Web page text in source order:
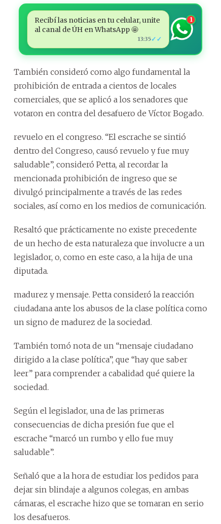
Recibí las noticias en tu celular, unite
al canal de ÚH en WhatsApp 🤩
13:35✓✓
1
También consideró como algo fundamental la
prohibición de entrada a cientos de locales
comerciales, que se aplicó a los senadores que
votaron en contra del desafuero de Víctor Bogado.
revuelo en el congreso. “El escrache se sintió
dentro del Congreso, causó revuelo y fue muy
saludable”, consideró Petta, al recordar la
mencionada prohibición de ingreso que se
divulgó principalmente a través de las redes
sociales, así como en los medios de comunicación.
Resaltó que prácticamente no existe precedente
de un hecho de esta naturaleza que involucre a un
legislador, o, como en este caso, a la hija de una
diputada.
madurez y mensaje. Petta consideró la reacción
ciudadana ante los abusos de la clase política como
un signo de madurez de la sociedad.
También tomó nota de un “mensaje ciudadano
dirigido a la clase política”, que “hay que saber
leer” para comprender a cabalidad qué quiere la
sociedad.
Según el legislador, una de las primeras
consecuencias de dicha presión fue que el
escrache “marcó un rumbo y ello fue muy
saludable”.
Señaló que a la hora de estudiar los pedidos para
dejar sin blindaje a algunos colegas, en ambas
cámaras, el escrache hizo que se tomaran en serio
los desafueros.